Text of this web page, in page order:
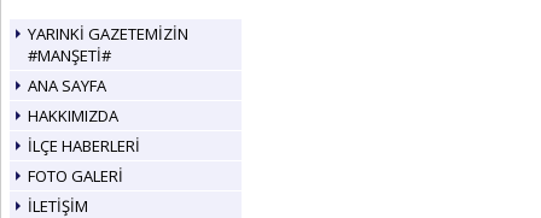
YARINKİ GAZETEMİZİN
#MANŞETİ#
ANA SAYFA
HAKKIMIZDA
İLÇE HABERLERİ
FOTO GALERİ
İLETİŞİM